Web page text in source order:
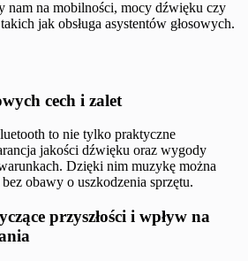
nam na mobilności, mocy dźwięku czy
jak obsługa asystentów głosowych.
cech i zalet
to nie tylko praktyczne
jakości dźwięku oraz wygody
Dzięki nim muzykę można
obawy o uszkodzenia sprzętu.
przyszłości i wpływ na